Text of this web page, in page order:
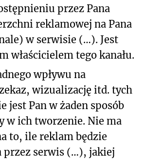
przez Pana
reklamowej na Pana
w serwisie (…). Jest
właścicielem tego kanału.
wpływu na
wizualizację itd. tych
jest Pan w żaden sposób
w ich tworzenie. Nie ma
to, ile reklam będzie
przez serwis (…), jakiej